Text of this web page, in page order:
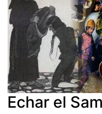
Echar el